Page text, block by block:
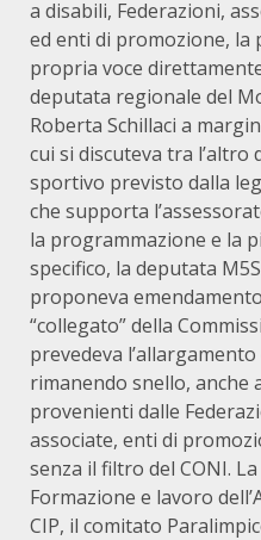
a disabili, Federazioni,
ed enti di promozione, la
propria voce
deputata regionale del
Roberta Schillaci a
cui si discuteva tra
sportivo previsto dalla
che supporta
la programmazione e la
specifico, la deputata
proponeva
“collegato” della
prevedeva
rimanendo snello,
provenienti dalle
associate, enti di
senza il filtro del CONI.
Formazione e lavoro
CIP, il comitato